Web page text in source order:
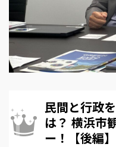
民間と行政
は？ 横浜市
ー！【後編】